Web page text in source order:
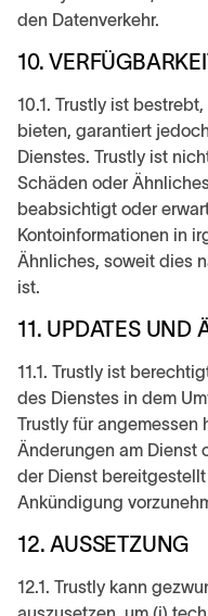
den Datenverkehr.
10.
10.1. Trustly ist
bieten, garantiert
Dienstes. Trustly ist
Schäden oder
beabsichtigt oder
Kontoinformationen in
Ähnliches, soweit dies
ist.
11. UPDATES UND
11.1. Trustly ist
des Dienstes in dem
Trustly für angemessen
Änderungen am Dienst
der Dienst
Ankündigung
12. AUSSETZUNG
12.1. Trustly kann